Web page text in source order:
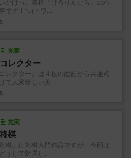
かけっこ将棋『けろりんむら』のハ
です！＼(＾ワ...
充実
レクター
レクター』は４枚の絵画から共通点
て大変珍しい美...
充実
棋
棋』は将棋入門作品ですが、今回は
うしで対局し...